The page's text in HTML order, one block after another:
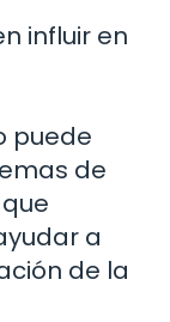
influir en
puede
de
a
de la